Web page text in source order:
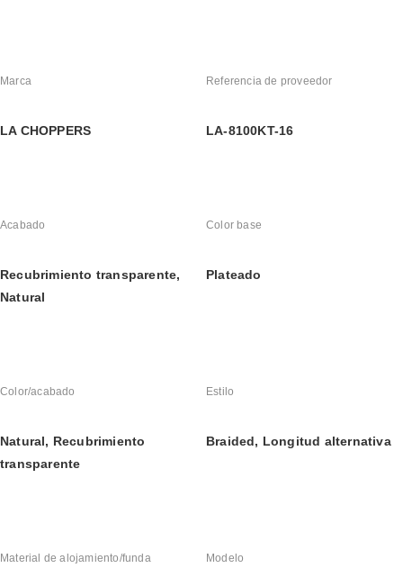
Marca
LA CHOPPERS
Referencia de proveedor
LA-8100KT-16
Acabado
Recubrimiento transparente,
Natural
Color base
Plateado
Color/acabado
Natural, Recubrimiento
transparente
Estilo
Braided, Longitud alternativa
Material de alojamiento/funda Modelo